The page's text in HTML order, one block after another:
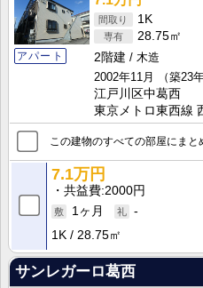
アパート
1K
28.75㎡
2階建
木造
2002年11月
（築23年
江戸川区中葛西
東京メトロ東西線
この建物のすべての部屋にまと
7.1万円
共益費 2000円
1ヶ月
-
1K
28.75㎡
サンレガーロ葛西